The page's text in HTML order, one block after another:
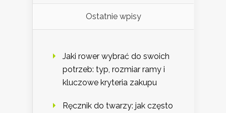
Ostatnie wpisy
Jaki rower wybrać do swoich
potrzeb: typ, rozmiar ramy i
kluczowe kryteria zakupu
Ręcznik do twarzy: jak często